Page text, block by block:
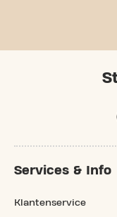
Services & Info
Klantenservice